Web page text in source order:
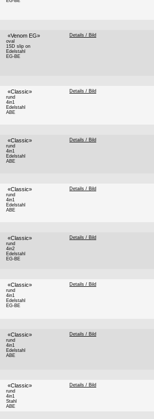
«Venom EG»
oval
1SD slip on
Edelstahl
EG-BE
Details / Bild
«Classic»
rund
4in1
Edelstahl
ABE
Details / Bild
«Classic»
rund
4in1
Edelstahl
ABE
Details / Bild
«Classic»
rund
4in1
Edelstahl
ABE
Details / Bild
«Classic»
rund
4in2
Edelstahl
EG-BE
Details / Bild
«Classic»
rund
4in1
Edelstahl
EG-BE
Details / Bild
«Classic»
rund
4in1
Edelstahl
ABE
Details / Bild
«Classic»
rund
4in1
Stahl
ABE
Details / Bild